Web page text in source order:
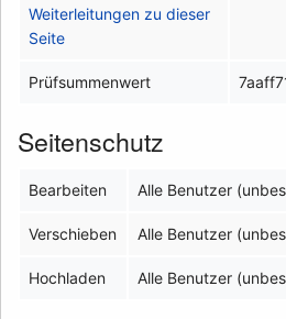
Weiterleitungen zu dieser
Seite
Prüfsummenwert
Seitenschutz
Bearbeiten Alle Benutzer
Verschieben Alle Benutzer
Hochladen Alle Benutzer